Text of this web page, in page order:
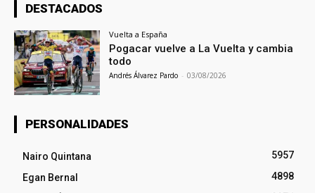
DESTACADOS
Vuelta a España
Pogacar vuelve a La Vuelta y cambia
todo
Andrés Álvarez Pardo - 03/08/2026
PERSONALIDADES
Nairo Quintana
5957
Egan Bernal
4898